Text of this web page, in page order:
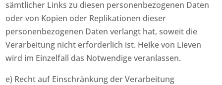
sämtlicher Links zu diesen personenbezogenen Daten
oder von Kopien oder Replikationen dieser
personenbezogenen Daten verlangt hat, soweit die
Verarbeitung nicht erforderlich ist. Heike von Lieven
wird im Einzelfall das Notwendige veranlassen.
e) Recht auf Einschränkung der Verarbeitung